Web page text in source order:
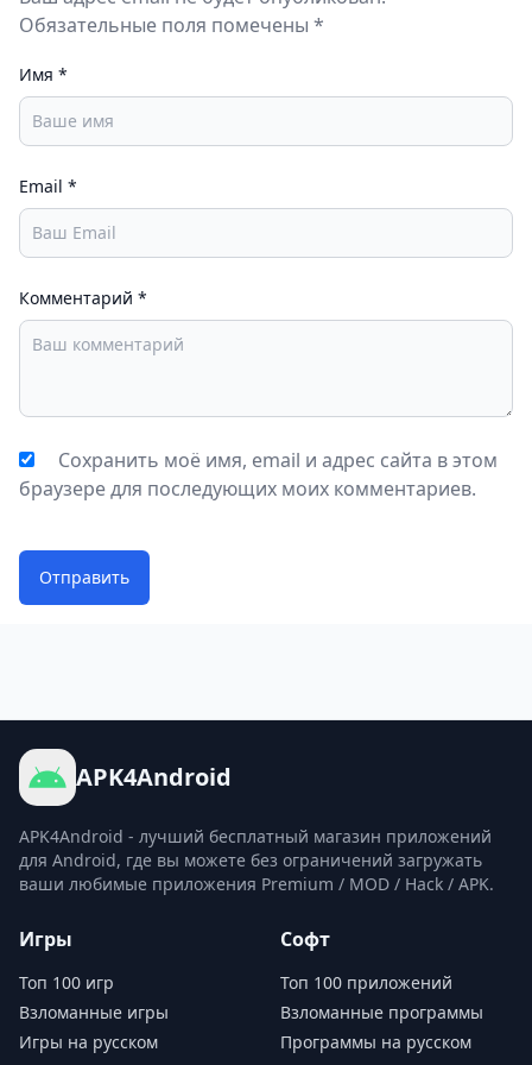
Обязательные поля помечены *
Имя *
Email *
Комментарий *
Сохранить моё имя, email и адрес сайта в этом
браузере для последующих моих комментариев.
Отправить
APK4Android
APK4Android - лучший бесплатный магазин приложений
для Android, где вы можете без ограничений загружать
ваши любимые приложения Premium / MOD / Hack / APK.
Игры
Топ 100 игр
Взломанные игры
Игры на русском
Софт
Топ 100 приложений
Взломанные программы
Программы на русском